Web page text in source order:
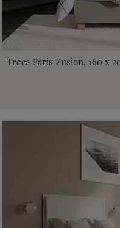
Treca Paris Fusion, 160 x